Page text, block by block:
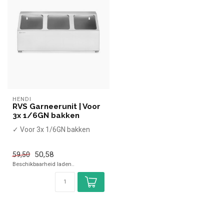
HENDI
RVS Garneerunit | Voor
3x 1/6GN bakken
✓ Voor 3x 1/6GN bakken
59,50 50,58
Beschikbaarheid laden..